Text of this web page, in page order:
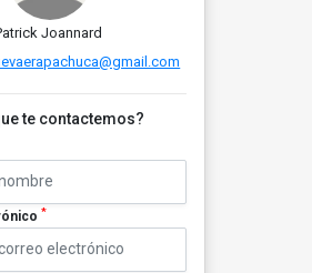
Joannard
te contactemos?
*